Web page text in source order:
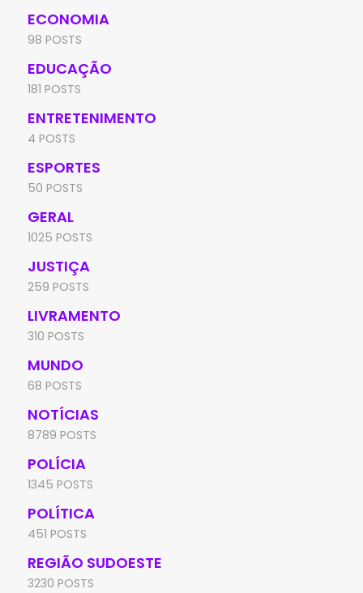
ECONOMIA
98 POSTS
EDUCAÇÃO
181 POSTS
ENTRETENIMENTO
4 POSTS
ESPORTES
50 POSTS
GERAL
1025 POSTS
JUSTIÇA
259 POSTS
LIVRAMENTO
310 POSTS
MUNDO
68 POSTS
NOTÍCIAS
8789 POSTS
POLÍCIA
1345 POSTS
POLÍTICA
451 POSTS
REGIÃO SUDOESTE
3230 POSTS